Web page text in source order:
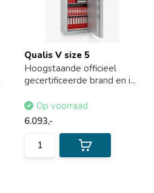
Qualis V size 5
Hoogstaande officieel
gecertificeerde brand en i...
Op voorraad
6.093,-